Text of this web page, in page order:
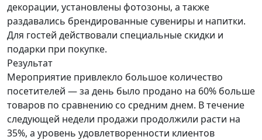
декорации, установлены фотозоны, а также
раздавались брендированные сувениры и напитки.
Для гостей действовали специальные скидки и
подарки при покупке.
Результат
Мероприятие привлекло большое количество
посетителей — за день было продано на 60% больше
товаров по сравнению со средним днем. В течение
следующей недели продажи продолжили расти на
35%, а уровень удовлетворенности клиентов